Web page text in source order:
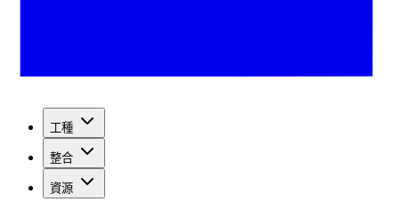
工種
整合
資源